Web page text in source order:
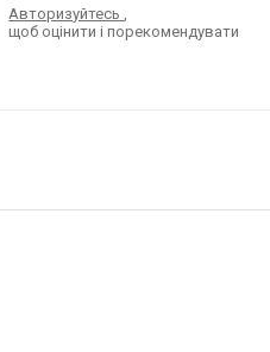
Авторизуйтесь,
щоб оцінити і порекомендувати